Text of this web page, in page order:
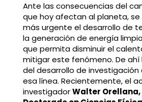
Ante las consecuencias del
que hoy afectan al planeta,
más urgente el desarrollo de
la generación de energía
que permita disminuir el
mitigar este fenómeno. De
del desarrollo de
esa línea. Recientemente, el
investigadorWalter